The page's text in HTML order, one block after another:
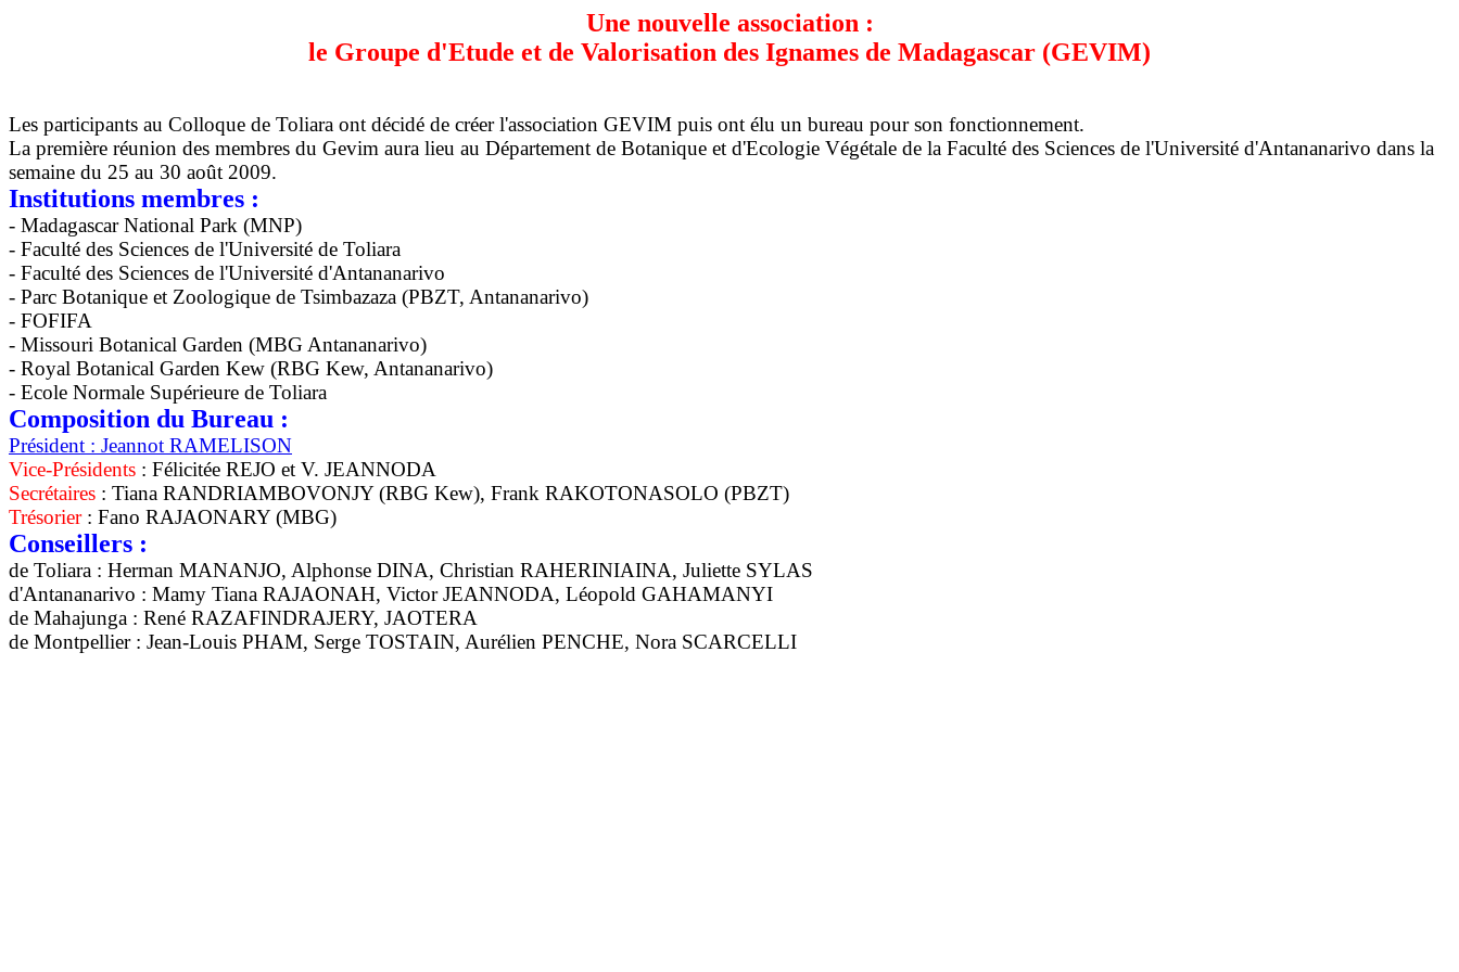
Une nouvelle association :
le Groupe d'Etude et de Valorisation des Ignames de Madagascar (GEVIM)
Les participants au Colloque de Toliara ont décidé de créer l'association GEVIM puis ont élu un bureau pour son fonctionnement.
La première réunion des membres du Gevim aura lieu au Département de Botanique et d'Ecologie Végétale de la Faculté des Sciences de l'Université d'Antananarivo dans la
semaine du 25 au 30 août 2009.
Institutions membres :
- Madagascar National Park (MNP)
- Faculté des Sciences de l'Université de Toliara
- Faculté des Sciences de l'Université d'Antananarivo
- Parc Botanique et Zoologique de Tsimbazaza (PBZT, Antananarivo)
- FOFIFA
- Missouri Botanical Garden (MBG Antananarivo)
- Royal Botanical Garden Kew (RBG Kew, Antananarivo)
- Ecole Normale Supérieure de Toliara
Composition du Bureau :
Président : Jeannot RAMELISON
Vice-Présidents : Félicitée REJO et V. JEANNODA
Secrétaires : Tiana RANDRIAMBOVONJY (RBG Kew), Frank RAKOTONASOLO (PBZT)
Trésorier: Fano RAJAONARY (MBG)
Conseillers :
de Toliara : Herman MANANJO, Alphonse DINA, Christian RAHERINIAINA, Juliette SYLAS
d'Antananarivo : Mamy Tiana RAJAONAH, Victor JEANNODA, Léopold GAHAMANYI
de Mahajunga : René RAZAFINDRAJERY, JAOTERA
de Montpellier : Jean-Louis PHAM, Serge TOSTAIN, Aurélien PENCHE, Nora SCARCELLI